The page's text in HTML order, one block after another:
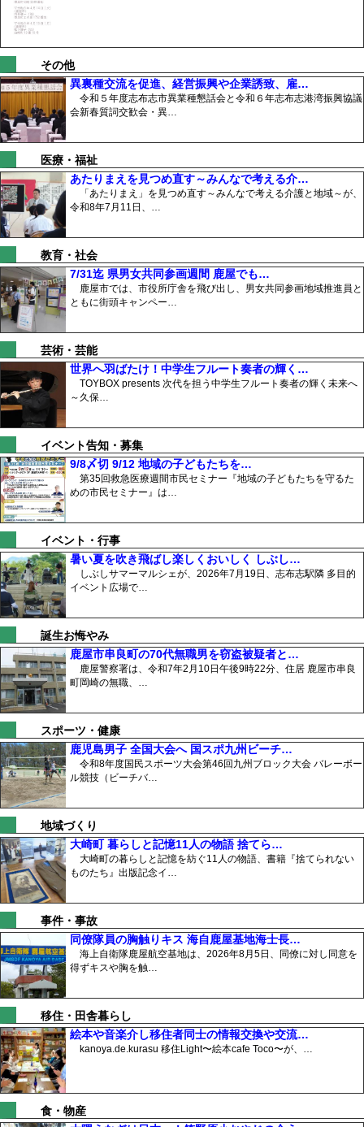
その他
異裏種交流を促進、経営振興や企業誘致、雇…
令和５年度志布志市異業種懇話会と令和６年志布志港湾振興協議
会新春質詞交歓会・異…
医療・福祉
あたりまえを見つめ直す～みんなで考える介…
「あたりまえ」を見つめ直す～みんなで考える介護と地域～が、
令和8年7月11日、…
教育・社会
7/31迄 県男女共同参画週間 鹿屋でも…
鹿屋市では、市役所庁舎を飛び出し、男女共同参画地域推進員と
ともに街頭キャンペー…
芸術・芸能
世界へ羽ばたけ！中学生フルート奏者の輝く…
TOYBOX presents 次代を担う中学生フルート奏者の輝く未来へ
～久保…
イベント告知・募集
9/8〆切 9/12 地域の子どもたちを…
第35回救急医療週間市民セミナー『地域の子どもたちを守るた
めの市民セミナー』は…
イベント・行事
暑い夏を吹き飛ばし楽しくおいしく しぶし…
しぶしサマーマルシェが、2026年7月19日、志布志駅隣 多目的
イベント広場で…
誕生お悔やみ
鹿屋市串良町の70代無職男を窃盗被疑者と…
鹿屋警察署は、令和7年2月10日午後9時22分、住居 鹿屋市串良
町岡崎の無職、…
スポーツ・健康
鹿児島男子 全国大会へ 国スポ九州ビーチ…
令和8年度国民スポーツ大会第46回九州ブロック大会 バレーボー
ル競技（ビーチバ…
地域づくり
大崎町 暮らしと記憶11人の物語 捨てら…
大崎町の暮らしと記憶を紡ぐ11人の物語、書籍『捨てられない
ものたち』出版記念イ…
事件・事故
同僚隊員の胸触りキス 海自鹿屋基地海士長…
海上自衛隊鹿屋航空基地は、2026年8月5日、同僚に対し同意を
得ずキスや胸を触…
移住・田舎暮らし
絵本や音楽介し移住者同士の情報交換や交流…
kanoya.de.kurasu 移住Light〜絵本cafe Toco〜が、…
食・物産